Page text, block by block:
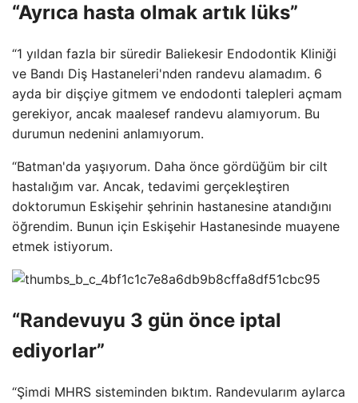
“Ayrıca hasta olmak artık lüks”
“1 yıldan fazla bir süredir Baliekesir Endodontik Kliniği
ve Bandı Diş Hastaneleri'nden randevu alamadım. 6
ayda bir dişçiye gitmem ve endodonti talepleri açmam
gerekiyor, ancak maalesef randevu alamıyorum. Bu
durumun nedenini anlamıyorum.
“Batman'da yaşıyorum. Daha önce gördüğüm bir cilt
hastalığım var. Ancak, tedavimi gerçekleştiren
doktorumun Eskişehir şehrinin hastanesine atandığını
öğrendim. Bunun için Eskişehir Hastanesinde muayene
etmek istiyorum.
“Randevuyu 3 gün önce iptal
ediyorlar”
“Şimdi MHRS sisteminden bıktım. Randevularım aylarca